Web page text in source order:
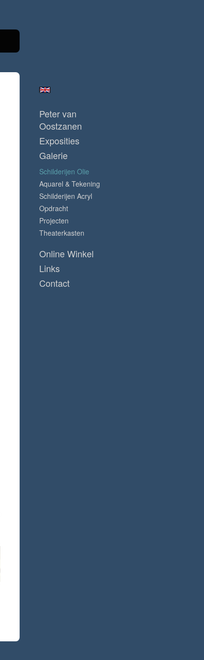
Peter van
Oostzanen
Exposities
Galerie
Schilderijen Olie
Aquarel & Tekening
Schilderijen Acryl
Opdracht
Projecten
Theaterkasten
Online Winkel
Links
Contact